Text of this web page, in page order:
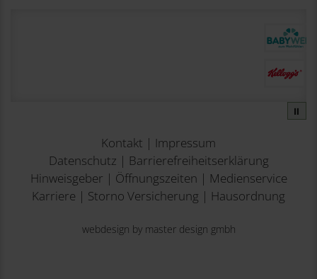
⏸
Kontakt | Impressum
Datenschutz | Barrierefreiheitserklärung
Hinweisgeber | Öffnungszeiten | Medienservice
Karriere | Storno Versicherung | Hausordnung
webdesign by master design gmbh